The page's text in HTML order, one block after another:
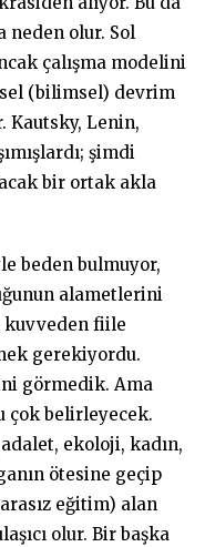
neden olur. Sol
çalışma modelini
(bilimsel) devrim
Kautsky, Lenin,
şimdi
bir ortak akla
beden bulmuyor,
alametlerini
kuvveden fiile
gerekiyordu.
görmedik. Ama
çok belirleyecek.
ekoloji, kadın,
ötesine geçip
eğitim) alan
olur. Bir başka